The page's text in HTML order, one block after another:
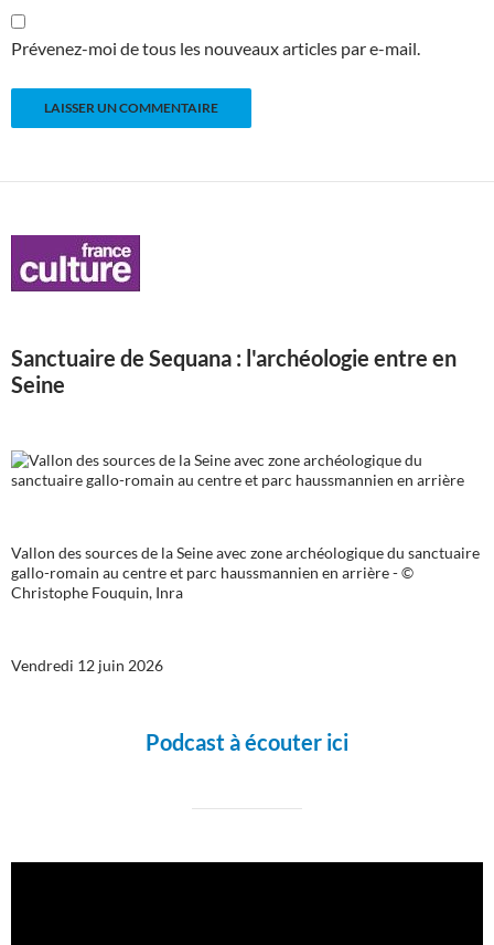
Prévenez-moi de tous les nouveaux articles par e-mail.
Sanctuaire de Sequana : l'archéologie entre en
Seine
Vallon des sources de la Seine avec zone archéologique du sanctuaire
gallo-romain au centre et parc haussmannien en arrière - ©
Christophe Fouquin, Inra
Vendredi 12 juin 2026
Podcast à écouter ici